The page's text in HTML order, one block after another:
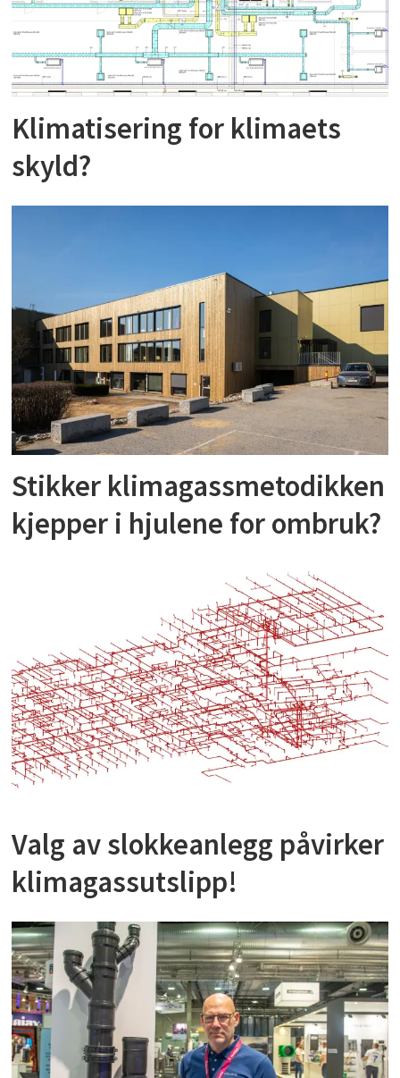
Klimatisering for klimaets
skyld?
Stikker klimagassmetodikken
kjepper i hjulene for ombruk?
Valg av slokkeanlegg påvirker
klimagassutslipp!